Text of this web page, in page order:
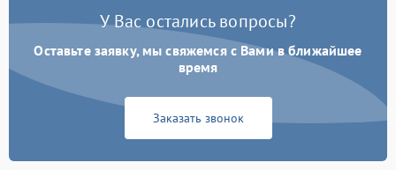
У Вас остались вопросы?
Оставьте заявку, мы свяжемся с Вами в ближайшее
время
Заказать звонок